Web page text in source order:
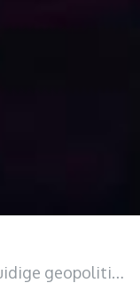
en mitigatie door open-source software en hardware